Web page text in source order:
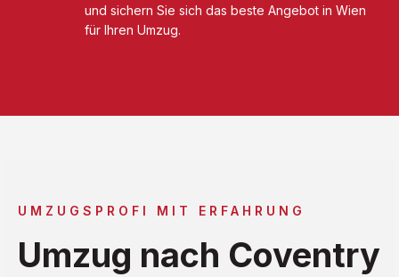
und sichern Sie sich das beste Angebot in Wien
für Ihren Umzug.
UMZUGSPROFI MIT ERFAHRUNG
Umzug nach Coventry